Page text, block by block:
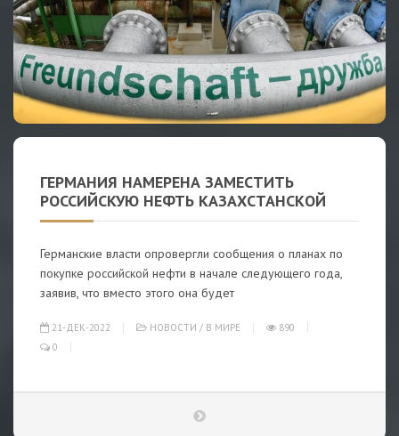
ГЕРМАНИЯ НАМЕРЕНА ЗАМЕСТИТЬ
РОССИЙСКУЮ НЕФТЬ КАЗАХСТАНСКОЙ
Германские власти опровергли сообщения о планах по
покупке российской нефти в начале следующего года,
заявив, что вместо этого она будет
21-ДЕК-2022 НОВОСТИ / В МИРЕ
890
0